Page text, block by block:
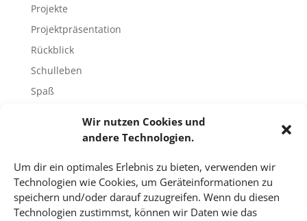
Wir nutzen Cookies und
andere Technologien.
Um dir ein optimales Erlebnis zu bieten, verwenden wir
Technologien wie Cookies, um Geräteinformationen zu
speichern und/oder darauf zuzugreifen. Wenn du diesen
Technologien zustimmst, können wir Daten wie das
Projekte
Projektpräsentation
Rückblick
Schulleben
Spaß
Unbekannte Orte
Uncategorized
Unterricht